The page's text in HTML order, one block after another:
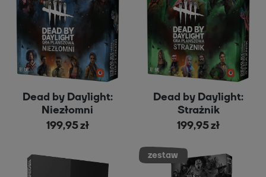
Dead by Daylight:
Niezłomni
199,95 zł
Dead by Daylight:
Strażnik
199,95 zł